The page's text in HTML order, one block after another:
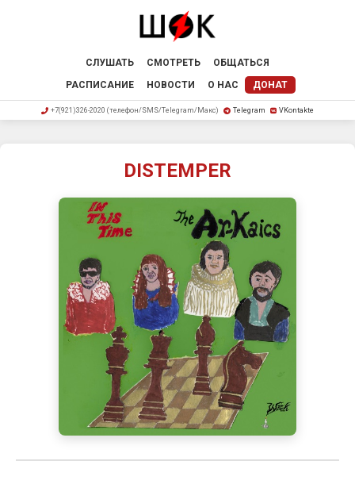
СЛУШАТЬ СМОТРЕТЬ
ОБЩАТЬСЯ
РАСПИСАНИЕ
НОВОСТИ О НАС ДОНАТ
+7(921)326-2020 (телефон/SMS/Telegram/Макс) Telegram VKontakte
DISTEMPER